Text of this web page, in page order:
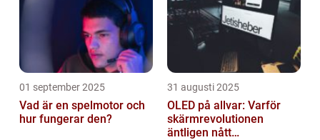
01 september 2025
Vad är en spelmotor och
hur fungerar den?
31 augusti 2025
OLED på allvar: Varför
skärmrevolutionen
äntligen nått